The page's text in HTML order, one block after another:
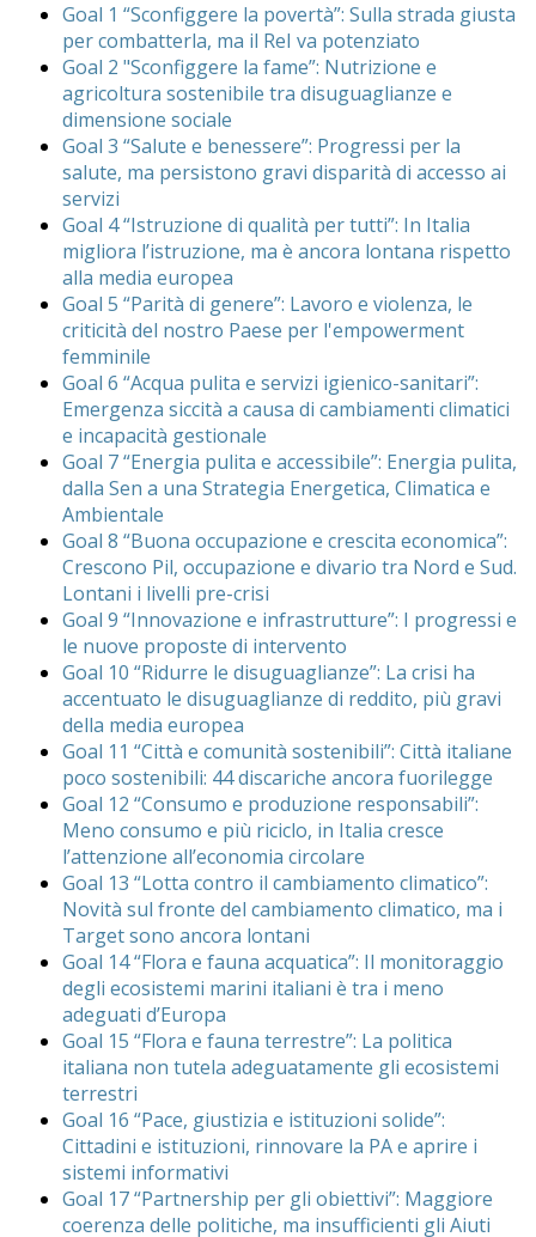
Goal 1 “Sconfiggere la povertà”: Sulla strada giusta
per combatterla, ma il ReI va potenziato
Goal 2 "Sconfiggere la fame”: Nutrizione e
agricoltura sostenibile tra disuguaglianze e
dimensione sociale
Goal 3 “Salute e benessere”: Progressi per la
salute, ma persistono gravi disparità di accesso ai
servizi
Goal 4 “Istruzione di qualità per tutti”: In Italia
migliora l’istruzione, ma è ancora lontana rispetto
alla media europea
Goal 5 “Parità di genere”: Lavoro e violenza, le
criticità del nostro Paese per l'empowerment
femminile
Goal 6 “Acqua pulita e servizi igienico-sanitari”:
Emergenza siccità a causa di cambiamenti climatici
e incapacità gestionale
Goal 7 “Energia pulita e accessibile”: Energia pulita,
dalla Sen a una Strategia Energetica, Climatica e
Ambientale
Goal 8 “Buona occupazione e crescita economica”:
Crescono Pil, occupazione e divario tra Nord e Sud.
Lontani i livelli pre-crisi
Goal 9 “Innovazione e infrastrutture”: I progressi e
le nuove proposte di intervento
Goal 10 “Ridurre le disuguaglianze”: La crisi ha
accentuato le disuguaglianze di reddito, più gravi
della media europea
Goal 11 “Città e comunità sostenibili”: Città italiane
poco sostenibili: 44 discariche ancora fuorilegge
Goal 12 “Consumo e produzione responsabili”:
Meno consumo e più riciclo, in Italia cresce
l’attenzione all’economia circolare
Goal 13 “Lotta contro il cambiamento climatico”:
Novità sul fronte del cambiamento climatico, ma i
Target sono ancora lontani
Goal 14 “Flora e fauna acquatica”: Il monitoraggio
degli ecosistemi marini italiani è tra i meno
adeguati d’Europa
Goal 15 “Flora e fauna terrestre”: La politica
italiana non tutela adeguatamente gli ecosistemi
terrestri
Goal 16 “Pace, giustizia e istituzioni solide”:
Cittadini e istituzioni, rinnovare la PA e aprire i
sistemi informativi
Goal 17 “Partnership per gli obiettivi”: Maggiore
coerenza delle politiche, ma insufficienti gli Aiuti